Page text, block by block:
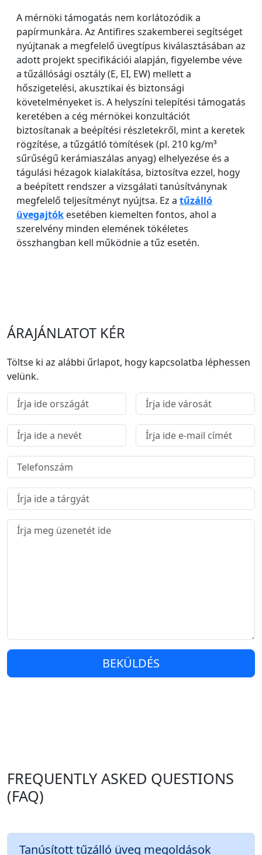
A mérnöki támogatás nem korlátozódik a
papírmunkára. Az Antifires szakemberei segítséget
nyújtanak a megfelelő üvegtípus kiválasztásában az
adott projekt specifikációi alapján, figyelembe véve
a tűzállósági osztály (E, EI, EW) mellett a
hőszigetelési, akusztikai és biztonsági
követelményeket is. A helyszíni telepítési támogatás
keretében a cég mérnökei konzultációt
biztosítanak a beépítési részletekről, mint a keretek
rögzítése, a tűzgátló tömítések (pl. 210 kg/m³
sűrűségű kerámiaszálas anyag) elhelyezése és a
tágulási hézagok kialakítása, biztosítva ezzel, hogy
a beépített rendszer a vizsgálati tanúsítványnak
megfelelő teljesítményt nyújtsa. Ez a tűzálló
üvegajtók esetében kiemelten fontos, ahol a
szerelvény minden elemének tökéletes
összhangban kell működnie a tűz esetén.
ÁRAJÁNLATOT KÉR
Töltse ki az alábbi űrlapot, hogy kapcsolatba léphessen
velünk.
BEKÜLDÉS
FREQUENTLY ASKED QUESTIONS
(FAQ)
Tanúsított tűzálló üveg megoldások